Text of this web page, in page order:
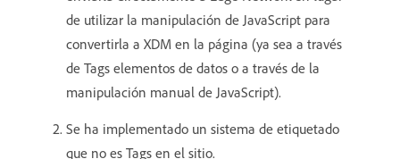
de utilizar la manipulación de JavaScript para
convertirla a XDM en la página (ya sea a través
de Tags elementos de datos o a través de la
manipulación manual de JavaScript).
Se ha implementado un sistema de etiquetado
que no es Tags en el sitio.